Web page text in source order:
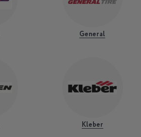
General
Kleber